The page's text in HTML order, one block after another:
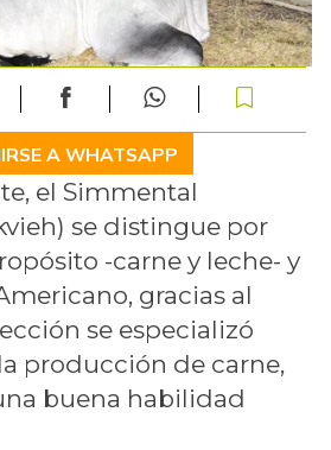
A WHATSAPP
el Simmental
se distingue por
-carne y leche- y
gracias al
se especializó
producción de carne,
buena habilidad